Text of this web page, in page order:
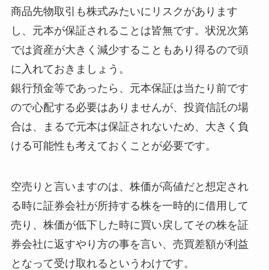
商品先物取引も株式みたいにリスクがあります
し、元本が保証されることは皆無です。状況次第
では資産が大きく減少することもあり得るので頭
に入れておきましょう。
銀行預金等であったら、元本保証は当たり前です
ので心配する必要はありませんが、投資信託の場
合は、まるで元本は保証されないため、大きく負
ける可能性も考えておくことが必要です。
空売りと言いますのは、株価が高値だと想定され
る時に証券会社が所持する株を一時的に借用して
売り、株価が低下した時に買い戻してその株を証
券会社に返すやり方の事を言い、売買差額が利益
となって受け取れるというわけです。